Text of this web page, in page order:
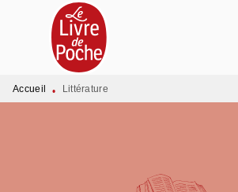
MENU RECHERCHE
PIED DE PAGE
Accueil • Littérature